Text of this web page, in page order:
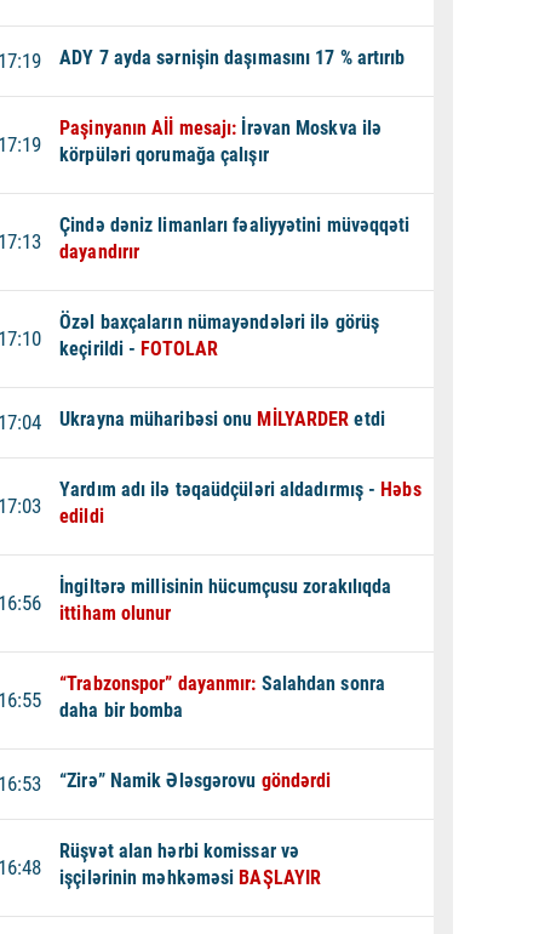
17:19 ADY 7 ayda sərnişin daşımasını 17 % artırıb
17:19
Paşinyanın Aİİ mesajı: İrəvan Moskva ilə
körpüləri qorumağa çalışır
17:13
Çində dəniz limanları fəaliyyətini müvəqqəti
dayandırır
17:10
Özəl baxçaların nümayəndələri ilə görüş
keçirildi - FOTOLAR
17:04 Ukrayna müharibəsi onu MİLYARDERetdi
17:03
Yardım adı ilə təqaüdçüləri aldadırmış - Həbs
edildi
16:56
İngiltərə millisinin hücumçusu zorakılıqda
ittiham olunur
16:55
“Trabzonspor” dayanmır: Salahdan sonra
daha bir bomba
16:53 “Zirə” Namik Ələsgərovu göndərdi
16:48
Rüşvət alan hərbi komissar və
işçilərinin məhkəməsi BAŞLAYIR